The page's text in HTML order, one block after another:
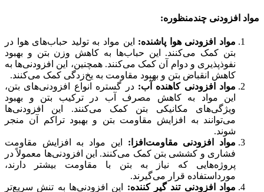
مواد افزودنی چندمنظوره:
مواد افزودنی هوا پاشنده: این مواد به تولید حباب‌های هوا در
بتن کمک می‌کنند. این حباب‌ها به کاهش وزن بتن و بهبود
نفوذپذیری و دوام آن کمک می‌کنند. همچنین، این افزودنی‌ها به
کاهش انقباض بتن و بهبود مقاومت به یخ‌زدگی کمک می‌کنند.
مواد افزودنی کاهنده آب: در گستره انواع افزودنی‌های بتن،
این مواد به کاهش مصرف آب در ترکیب بتن و بهبود
ویژگی‌های مکانیکی بتن کمک می‌کنند. این افزودنی‌ها
می‌توانند به افزایش مقاومت بتن و بهبود تراکم آن منجر
شوند.
مواد افزودنی مقاومت‌افزا: این مواد به افزایش مقاومت
فشاری و کششی بتن کمک می‌کنند. این افزودنی‌ها معمولاً در
پروژه‌هایی که نیاز به بتن با مقاومت بیشتر دارند،
مورداستفاده قرار می‌گیرند.
مواد افزودنی تند گیر کننده: این افزودنی‌ها به تنش سریع‌تر